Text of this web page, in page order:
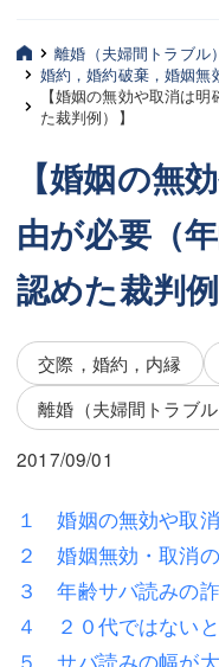
三平 聡史
酒井 博之
坂本 陽一
桶川 聡
三平 隆史
吉元 優仁
小川 祐
弁護士費用
相続・遺言
離婚（夫婦間トラブ
企業法務
三平 聡史
酒井 博之
坂本 陽一
桶川 聡
三平 隆史
吉元 優仁
弁護士費用
不動産
離婚（夫婦間トラブル
企業法務
労働問題（解雇，残
離婚（夫婦間トラブル）
婚約，婚約破棄，婚姻無
【婚姻の無効や取消は
た裁判例）】
【婚姻の無
由が必要（
認めた裁判例
交際，婚約，内縁
離婚（夫婦間トラブル
2017/09/01
１ 婚姻の無効や取消
２ 婚姻無効・取消
３ 年齢サバ読みの
４ ２０代ではない
５ サバ読みの幅が